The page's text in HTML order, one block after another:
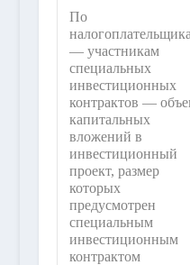
По
— участникам
специальных
инвестиционных
контрактов —
капитальных
вложений в
инвестиционный
проект, размер
которых
предусмотрен
специальным
инвестиционным
контрактом